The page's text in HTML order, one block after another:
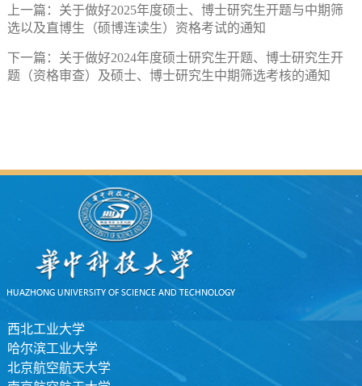
上一篇： 关于做好2025年度硕士、博士研究生开题与中期筛
选以及直博生（硕博连读生）资格考试的通知
下一篇： 关于做好2024年度硕士研究生开题、博士研究生开
题（资格审查）及硕士、博士研究生中期筛选考核的通知
西北工业大学
哈尔滨工业大学
北京航空航天大学